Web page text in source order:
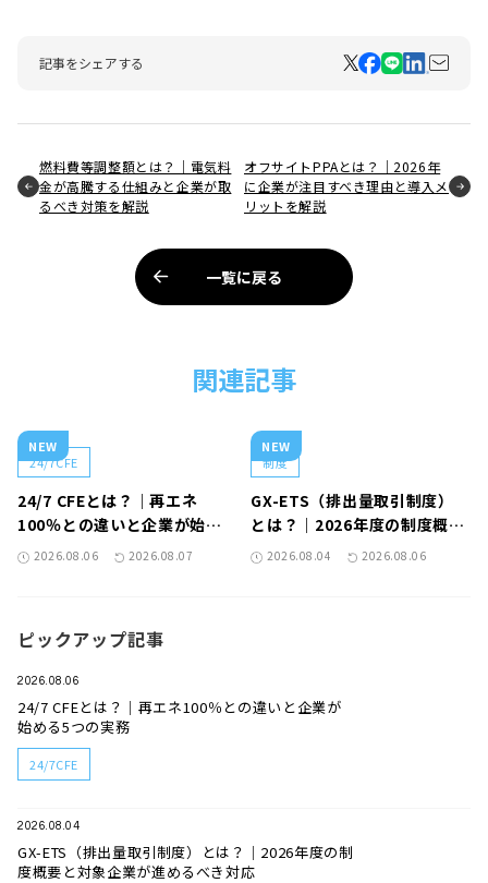
記事をシェアする
燃料費等調整額とは？｜電気料
金が高騰する仕組みと企業が取
るべき対策を解説
オフサイトPPAとは？｜2026年
に企業が注目すべき理由と導入メ
リットを解説
一覧に戻る
関連記事
NEW
24/7CFE
24/7 CFEとは？｜再エネ
100％との違いと企業が始め
る5つの実務
2026.08.06 2026.08.07
NEW
制度
GX-ETS（排出量取引制度）
とは？｜2026年度の制度概要
と対象企業が進めるべき対応
2026.08.04 2026.08.06
ピックアップ記事
2026.08.06
24/7 CFEとは？｜再エネ100％との違いと企業が
始める5つの実務
24/7CFE
2026.08.04
GX-ETS（排出量取引制度）とは？｜2026年度の制
度概要と対象企業が進めるべき対応